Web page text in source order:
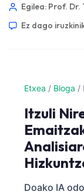
Egilea: Prof. Dr.
Ez dago
Etxea / Bloga /
Itzuli
Doako IA